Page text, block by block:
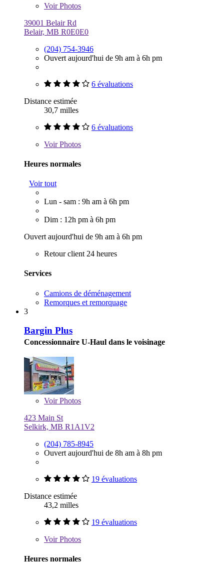
VoirPhotos
39001 Belair Rd
Belair, MB R0E0E0
(204) 754-3946
Ouvert aujourd'hui de 9h am à 6h pm
6 évaluations
Distance estimée
30,7 milles
6 évaluations
VoirPhotos
Heures normales
Voir tout
Lun - sam : 9h am à 6h pm
Dim : 12h pm à 6h pm
Ouvert aujourd'hui de 9h am à 6h pm
Retour client 24 heures
Services
Camions de déménagement
Remorques et remorquage
3
Bargin Plus
Concessionnaire U-Haul dans le voisinage
VoirPhotos
423 Main St
Selkirk, MB R1A1V2
(204) 785-8945
Ouvert aujourd'hui de 8h am à 8h pm
19 évaluations
Distance estimée
43,2 milles
19 évaluations
VoirPhotos
Heures normales